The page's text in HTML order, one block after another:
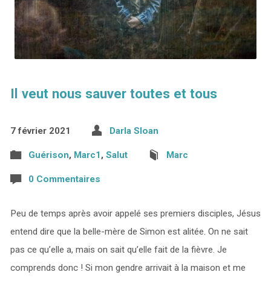
Il veut nous sauver toutes et tous
7 février 2021 Darla Sloan
Guérison, Marc1, Salut Marc
0 Commentaires
Peu de temps après avoir appelé ses premiers disciples, Jésus
entend dire que la belle-mère de Simon est alitée. On ne sait
pas ce qu’elle a, mais on sait qu’elle fait de la fièvre. Je
comprends donc ! Si mon gendre arrivait à la maison et me